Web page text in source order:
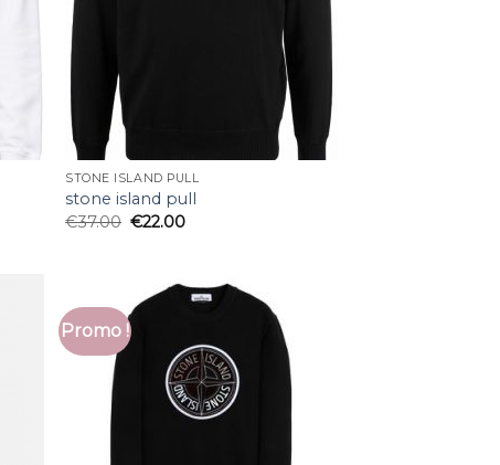
STONE ISLAND PULL
stone island pull
€37.00 €22.00
Promo !